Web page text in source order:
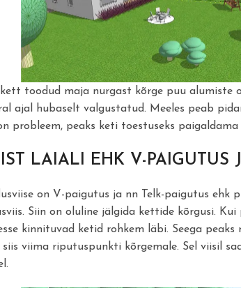
toodud maja nurgast kõrge puu alumiste
ajal hubaselt valgustatud. Meeles peab
probleem, peaks keti toestuseks
LAIALI EHK V-PAIGUTUS
on V-paigutus ja nn Telk-paigutus ehk
Siin on oluline jälgida kettide kõrgusi.
kinnituvad ketid rohkem läbi. Seega
viima riputuspunkti kõrgemale. Sel viisil